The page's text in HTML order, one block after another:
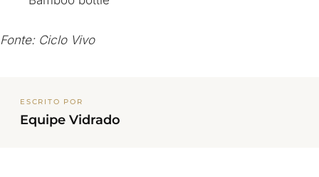
Fonte: Ciclo Vivo
ESCRITO POR
Equipe Vidrado